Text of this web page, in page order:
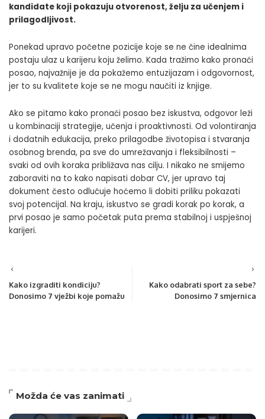
kandidate koji pokazuju otvorenost, želju za učenjem i
prilagodljivost.
Ponekad upravo početne pozicije koje se ne čine idealnima
postaju ulaz u karijeru koju želimo. Kada tražimo kako pronaći
posao, najvažnije je da pokažemo entuzijazam i odgovornost,
jer to su kvalitete koje se ne mogu naučiti iz knjige.
Ako se pitamo kako pronaći posao bez iskustva, odgovor leži
u kombinaciji strategije, učenja i proaktivnosti. Od volontiranja
i dodatnih edukacija, preko prilagodbe životopisa i stvaranja
osobnog brenda, pa sve do umrežavanja i fleksibilnosti –
svaki od ovih koraka približava nas cilju. I nikako ne smijemo
zaboraviti na to kako napisati dobar CV, jer upravo taj
dokument često odlučuje hoćemo li dobiti priliku pokazati
svoj potencijal. Na kraju, iskustvo se gradi korak po korak, a
prvi posao je samo početak puta prema stabilnoj i uspješnoj
karijeri.
Kako izgraditi kondiciju?
Donosimo 7 vježbi koje pomažu
Kako odabrati sport za sebe?
Donosimo 7 smjernica
Možda će vas zanimati